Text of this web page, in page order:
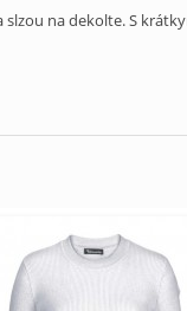
na dekolte. S